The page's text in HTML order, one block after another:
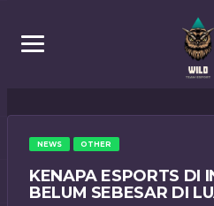
NEWS OTHER
KENAPA ESPORTS DI
BELUM SEBESAR DI